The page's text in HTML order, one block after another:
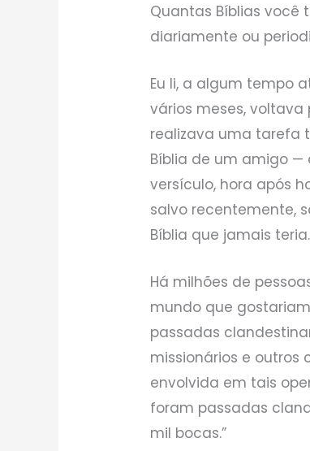
Quantas Bíblias você
diariamente ou
Eu li, a algum tempo
vários meses,
realizava uma tarefa
Bíblia de um amigo —
versículo, hora após
salvo recentemente,
Bíblia que jamais teria.
Há milhões de
mundo que
passadas
missionários e outros
envolvida em tais
foram passadas
mil bocas.”